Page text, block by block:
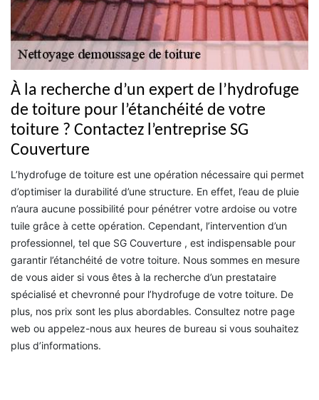
À la recherche d’un expert de l’hydrofuge
de toiture pour l’étanchéité de votre
toiture ? Contactez l’entreprise SG
Couverture
L’hydrofuge de toiture est une opération nécessaire qui permet
d’optimiser la durabilité d’une structure. En effet, l’eau de pluie
n’aura aucune possibilité pour pénétrer votre ardoise ou votre
tuile grâce à cette opération. Cependant, l’intervention d’un
professionnel, tel que SG Couverture , est indispensable pour
garantir l’étanchéité de votre toiture. Nous sommes en mesure
de vous aider si vous êtes à la recherche d’un prestataire
spécialisé et chevronné pour l’hydrofuge de votre toiture. De
plus, nos prix sont les plus abordables. Consultez notre page
web ou appelez-nous aux heures de bureau si vous souhaitez
plus d’informations.